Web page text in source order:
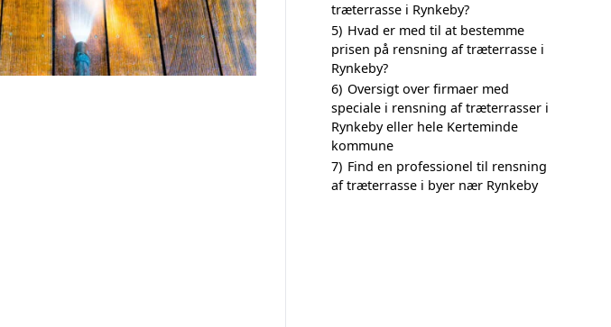
træterrasse i Rynkeby?
5) Hvad er med til at bestemme
prisen på rensning af træterrasse i
Rynkeby?
6) Oversigt over firmaer med
speciale i rensning af træterrasser i
Rynkeby eller hele Kerteminde
kommune
7) Find en professionel til rensning
af træterrasse i byer nær Rynkeby